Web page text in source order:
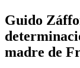
Guido
madre de